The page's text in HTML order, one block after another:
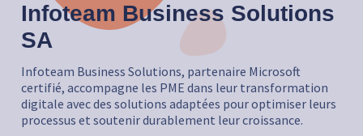
Infoteam Business Solutions
SA
Infoteam Business Solutions, partenaire Microsoft
certifié, accompagne les PME dans leur transformation
digitale avec des solutions adaptées pour optimiser leurs
processus et soutenir durablement leur croissance.